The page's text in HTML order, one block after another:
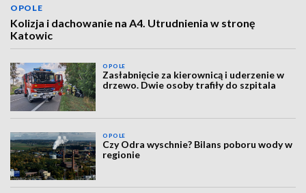
OPOLE
Kolizja i dachowanie na A4. Utrudnienia w stronę
Katowic
OPOLE
Zasłabnięcie za kierownicą i uderzenie w
drzewo. Dwie osoby trafiły do szpitala
OPOLE
Czy Odra wyschnie? Bilans poboru wody w
regionie